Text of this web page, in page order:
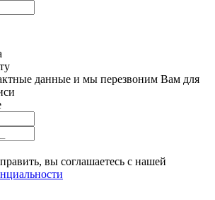
данные и мы перезвоним Вам для
вы соглашаетесь с нашей